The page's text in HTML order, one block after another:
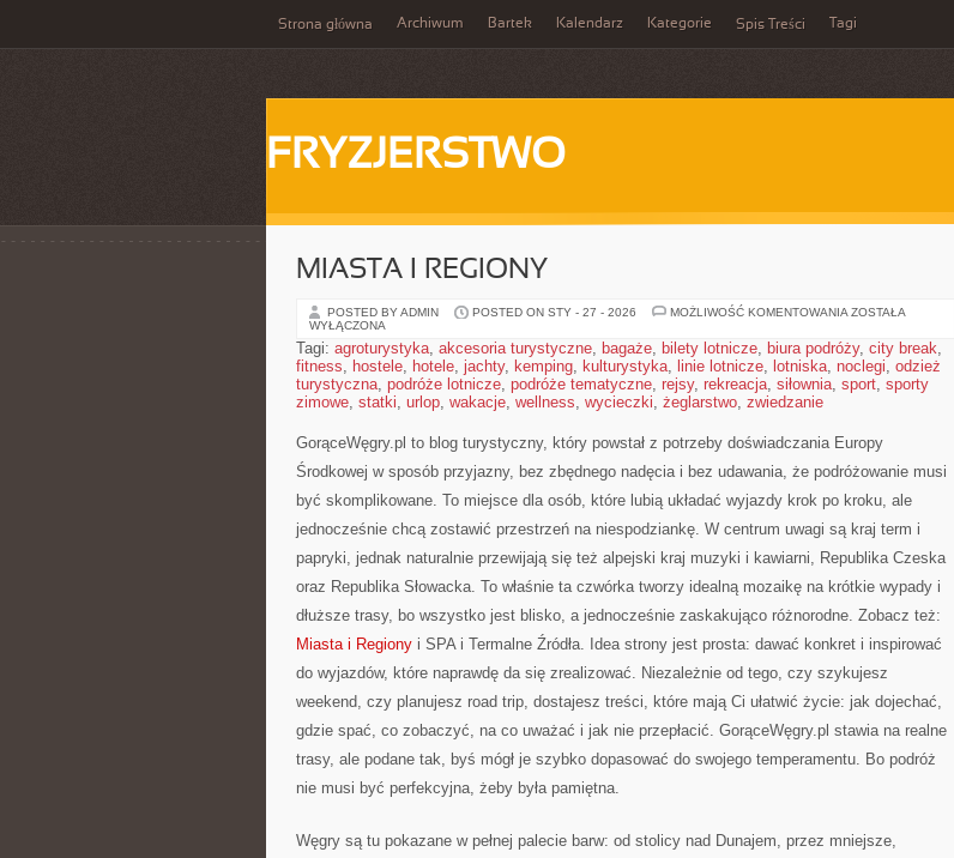
Strona główna Archiwum Bartek Kalendarz Kategorie Spis Treści Tagi
FRYZJERSTWO
MIASTA I REGIONY
POSTED BY ADMIN POSTED ON STY - 27 - 2026 MOŻLIWOŚĆ KOMENTOWANIA MIASTA
ZOSTAŁA
WYŁĄCZONA
Tagi: agroturystyka, akcesoria turystyczne, bagaże, bilety lotnicze, biura podróży, city break,
fitness, hostele, hotele, jachty, kemping, kulturystyka, linie lotnicze, lotniska, noclegi, odzież
turystyczna, podróże lotnicze, podróże tematyczne, rejsy, rekreacja, siłownia, sport, sporty
zimowe, statki, urlop, wakacje, wellness, wycieczki, żeglarstwo, zwiedzanie
GorąceWęgry.pl to blog turystyczny, który powstał z potrzeby doświadczania Europy
Środkowej w sposób przyjazny, bez zbędnego nadęcia i bez udawania, że podróżowanie musi
być skomplikowane. To miejsce dla osób, które lubią układać wyjazdy krok po kroku, ale
jednocześnie chcą zostawić przestrzeń na niespodziankę. W centrum uwagi są kraj term i
papryki, jednak naturalnie przewijają się też alpejski kraj muzyki i kawiarni, Republika Czeska
oraz Republika Słowacka. To właśnie ta czwórka tworzy idealną mozaikę na krótkie wypady i
dłuższe trasy, bo wszystko jest blisko, a jednocześnie zaskakująco różnorodne. Zobacz też:
Miasta i Regiony i SPA i Termalne Źródła. Idea strony jest prosta: dawać konkret i inspirować
do wyjazdów, które naprawdę da się zrealizować. Niezależnie od tego, czy szykujesz
weekend, czy planujesz road trip, dostajesz treści, które mają Ci ułatwić życie: jak dojechać,
gdzie spać, co zobaczyć, na co uważać i jak nie przepłacić. GorąceWęgry.pl stawia na realne
trasy, ale podane tak, byś mógł je szybko dopasować do swojego temperamentu. Bo podróż
nie musi być perfekcyjna, żeby była pamiętna.
Węgry są tu pokazane w pełnej palecie barw: od stolicy nad Dunajem, przez mniejsze,